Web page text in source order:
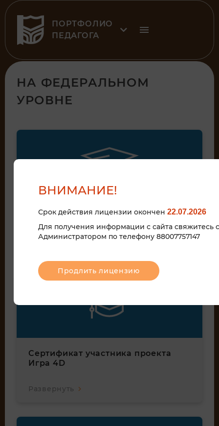
ПОРТФОЛИО
ПЕДАГОГА
НА ФЕДЕРАЛЬНОМ
УРОВНЕ
Диплом победителя
Сертификат участника проекта
Игра 4D
Развернуть
ВНИМАНИЕ!
Срок действия лицензии окончен 22.07.2026
Для получения информации с сайта свяжитесь с
Администратором по телефону 88007757147
Продлить лицензию